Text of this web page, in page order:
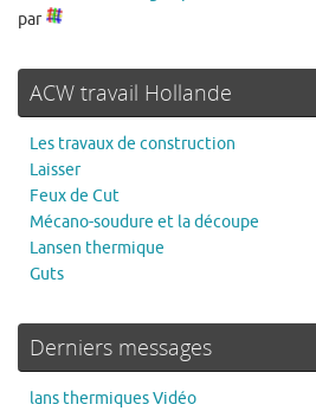
par
ACW travail Hollande
Les travaux de construction
Laisser
Feux de Cut
Mécano-soudure et la découpe
Lansen thermique
Guts
Derniers messages
lans thermiques Vidéo